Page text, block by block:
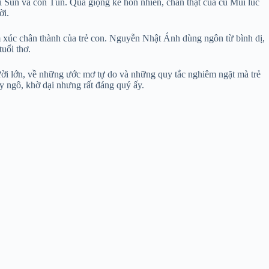
chân thành của trẻ con. Nguyễn Nhật Ánh dùng ngôn từ bình dị,
thơ.
lớn, về những ước mơ tự do và những quy tắc nghiêm ngặt mà trẻ
ngô, khờ dại nhưng rất đáng quý ấy.